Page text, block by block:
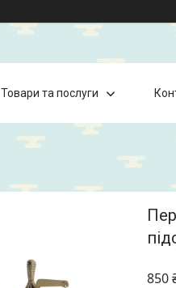
Товари та послуги
850